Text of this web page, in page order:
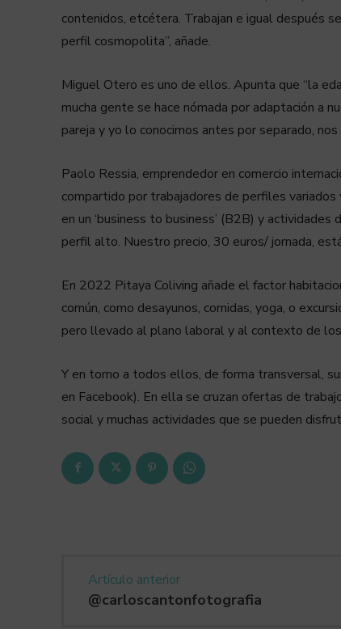
contenidos, etcétera. Trabajan e igual después
perfil cosmopolita”, añade.
Miguel Otero es uno de ellos. Apunta que “la
mucha gente se hace nómada por adaptación a
pareja y yo lo conocimos antes por separado,
Paolo Ressia, emprendedor en comercio
compartido por trabajadores de perfiles
en un ‘business to business’ (B2B) y
perfil alto. Nuestro precio, 30 euros/ jornada,
En 2022 Pitaya Coliving añade el factor
común, como desayunos, comidas, yoga, o
pero llevado al plano laboral y al contexto de
Y en torno a todos ellos, de forma transversal,
en Facebook). En ella se cruzan ofertas de
social y muchas actividades que se pueden
Artículo anterior
@carloscantonfotografia